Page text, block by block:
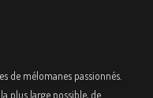
de mélomanes passionnés.
plus large possible, de